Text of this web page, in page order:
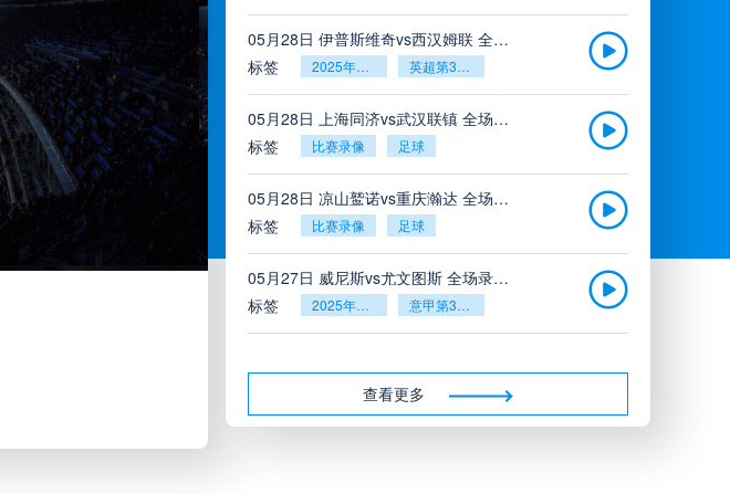
05月28日 伊普斯维奇vs西汉姆联 全场录像回放
标签
2025年5月26日 英超第38轮
05月28日 上海同济vs武汉联镇 全场录像
标签
比赛录像 足球
05月28日 凉山鹫诺vs重庆瀚达 全场录像
标签
比赛录像 足球
05月27日 威尼斯vs尤文图斯 全场录像回放
标签
2025年5月26日 意甲第38轮
查看更多